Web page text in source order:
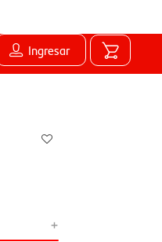
Ingresar
+